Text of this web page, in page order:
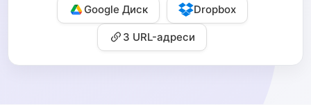
Google Диск Dropbox
З URL-адреси